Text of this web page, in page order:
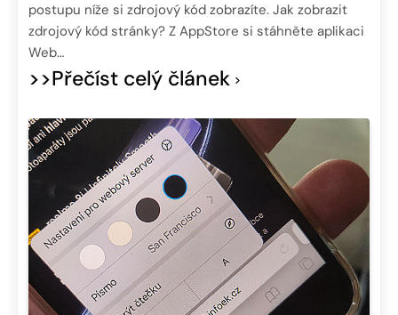
postupu níže si zdrojový kód zobrazíte. Jak zobrazit
zdrojový kód stránky? Z AppStore si stáhněte aplikaci
Web…
>>Přečíst celý článek